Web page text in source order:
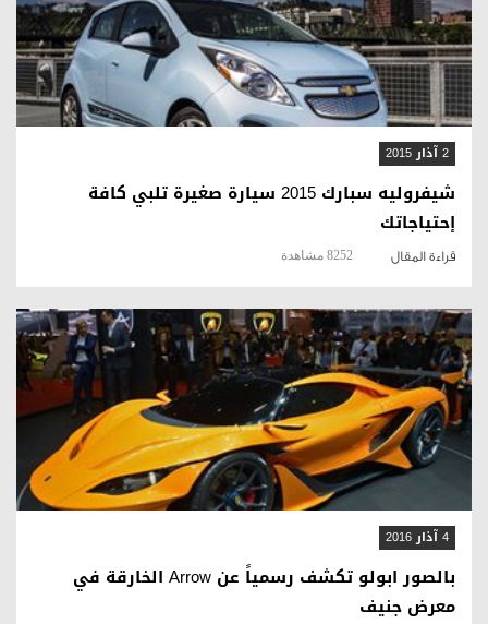
قراءة المقال
2 آذار 2015
شيفروليه سبارك 2015 سيارة صغيرة تلبي كافة
إحتياجاتك
قراءة المقال 8252 مشاهدة
قراءة المقال
4 آذار 2016
بالصور ابولو تكشف رسمياً عن Arrow الخارقة في
معرض جنيف